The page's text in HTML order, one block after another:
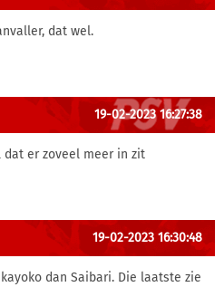
dat wel.
19-02-2023 16:27:38
er zoveel meer in zit
19-02-2023 16:30:48
dan Saibari. Die laatste zie